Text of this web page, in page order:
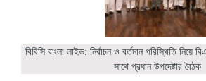
বিবিসি বাংলা লাইভ: নির্বাচন ও বর্তমান পরিস্থিতি নিয়ে
সাথে প্রধান উপদেষ্টার বৈঠক